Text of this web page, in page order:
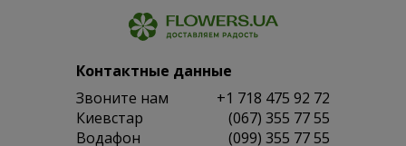
Контактные данные
Звоните нам
+1 718 475 92 72
Киевстар
(067) 355 77 55
Водафон
(099) 355 77 55